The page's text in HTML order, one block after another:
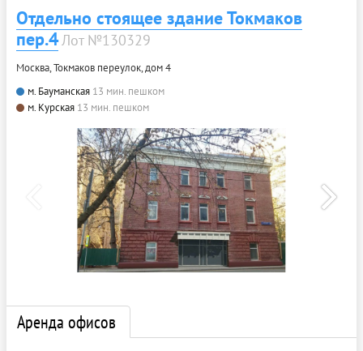
Отдельно стоящее здание Токмаков
пер.4Лот №130329
Москва, Токмаков переулок, дом 4
м. Бауманская 13 мин. пешком
м. Курская 13 мин. пешком
Аренда офисов